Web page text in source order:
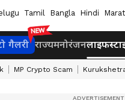
Tamil Bangla Hindi
गैलरी राज्यमनोरंजन
MP Crypto Scam